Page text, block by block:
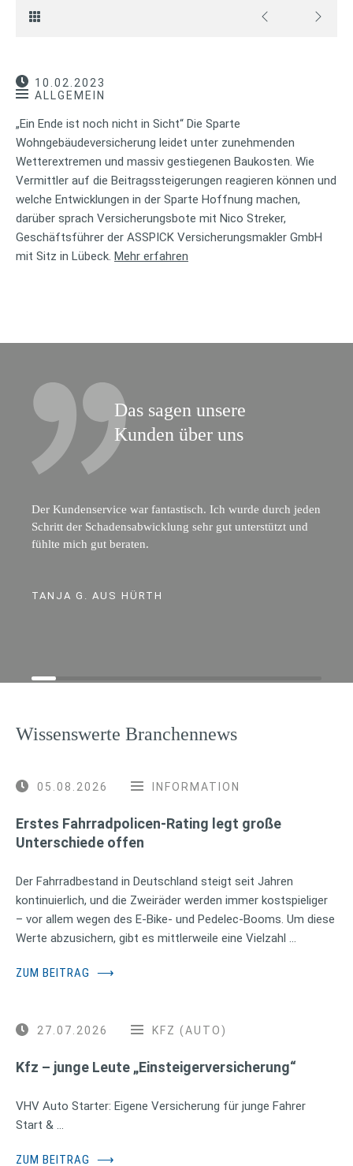
10.02.2023
ALLGEMEIN
„Ein Ende ist noch nicht in Sicht“ Die Sparte
Wohngebäudeversicherung leidet unter zunehmenden
Wetterextremen und massiv gestiegenen Baukosten. Wie
Vermittler auf die Beitragssteigerungen reagieren können und
welche Entwicklungen in der Sparte Hoffnung machen,
darüber sprach Versicherungsbote mit Nico Streker,
Geschäftsführer der ASSPICK Versicherungsmakler GmbH
mit Sitz in Lübeck. Mehr erfahren
Das sagen unsere
Kunden über uns
Der Kundenservice war fantastisch. Ich wurde durch jeden
Schritt der Schadensabwicklung sehr gut unterstützt und
fühlte mich gut beraten.
TANJA G. AUS HÜRTH
Wissenswerte Branchennews
05.08.2026 INFORMATION
Erstes Fahrradpolicen-Rating legt große
Unterschiede offen
Der Fahrradbestand in Deutschland steigt seit Jahren
kontinuierlich, und die Zweiräder werden immer kostspieliger
– vor allem wegen des E-Bike- und Pedelec-Booms. Um diese
Werte abzusichern, gibt es mittlerweile eine Vielzahl …
ZUM BEITRAG ⟶
27.07.2026 KFZ (AUTO)
Kfz – junge Leute „Einsteigerversicherung“
VHV Auto Starter: Eigene Versicherung für junge Fahrer
Start & …
ZUM BEITRAG ⟶